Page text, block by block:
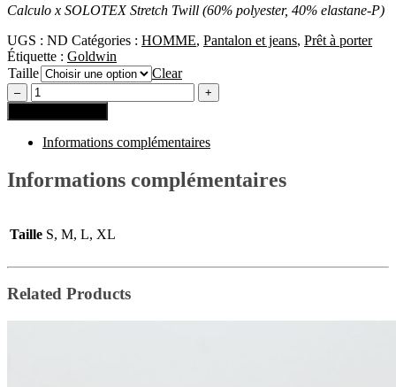
Calculo x SOLOTEX Stretch Twill (60% polyester, 40% elastane-P)
UGS : ND Catégories : HOMME, Pantalon et jeans, Prêt à porter
Étiquette : Goldwin
Taille
Clear
Informations complémentaires
Informations complémentaires
Taille S, M, L, XL
Related Products